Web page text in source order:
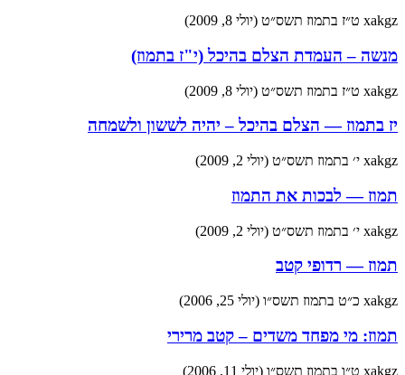
xakgz ט״ז בתמוז תשס״ט (יולי 8, 2009)
מנשה – העמדת הצלם בהיכל (י"ז בתמוז)
xakgz ט״ז בתמוז תשס״ט (יולי 8, 2009)
יז בתמוז — הצלם בהיכל – יהיה לששון ולשמחה
xakgz י׳ בתמוז תשס״ט (יולי 2, 2009)
תמוז — לבכות את התמוז
xakgz י׳ בתמוז תשס״ט (יולי 2, 2009)
תמוז — רדופי קטב
xakgz כ״ט בתמוז תשס״ו (יולי 25, 2006)
תמוז: מי מפחד משדים – קטב מרירי
xakgz ט״ו בתמוז תשס״ו (יולי 11, 2006)